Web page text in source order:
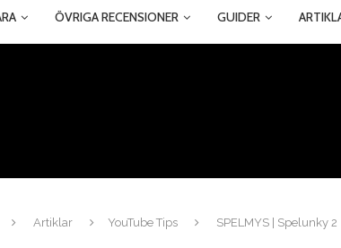
ÖVRIGA RECENSIONER GUIDER
Artiklar YouTube Tips SPELMYS | Spelunky 2